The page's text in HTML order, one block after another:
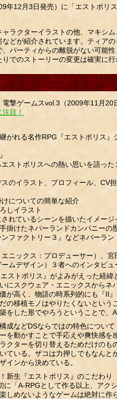
年12月3日発売）に「エストポリ
ラクターイラストの他、マキシ
どが紹介されています。ティア
パーティからの離脱がない可能
でのストーリーの変更は確実に行
撃ゲームスvol.3（2009年11月
目！
がれる名作RPG『エストポリス』
ストポリスへの熱い思いを語った
のイラスト、プロフィール、CV
についての簡単な紹介
しイラスト
れているシーンを描いたイメージ
掛けたネバーランドカンパニーの
ンファクトリー３』などネバーラ
ニックス：プロデューサー）、
ムデザイン）３者へのインタビ
ストポリス』がよみがえった経緯
スクウェア・エニックスからネ
が高く、物語の時系列的にも『II
の移植モノはやりたくないとい
をした形でやろうということで、
成などDSならではの特色について
動かすことで手応えや爽快感を
クターを切り替えるためだけの
ている。ザコは力押しでもなん
インから決めている。
新生『エストポリス』のこだわり
「A-RPGとして作る以上、アク
しめないようなゲームは絶対に